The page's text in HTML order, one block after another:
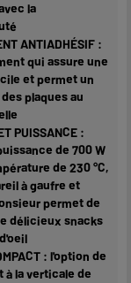
la
ANTIADHÉSIF :
qui assure une
et permet un
plaques au
PUISSANCE :
de 700 W
de 230 °C,
à gaufre et
permet de
délicieux snacks
: l'option de
à la verticale de